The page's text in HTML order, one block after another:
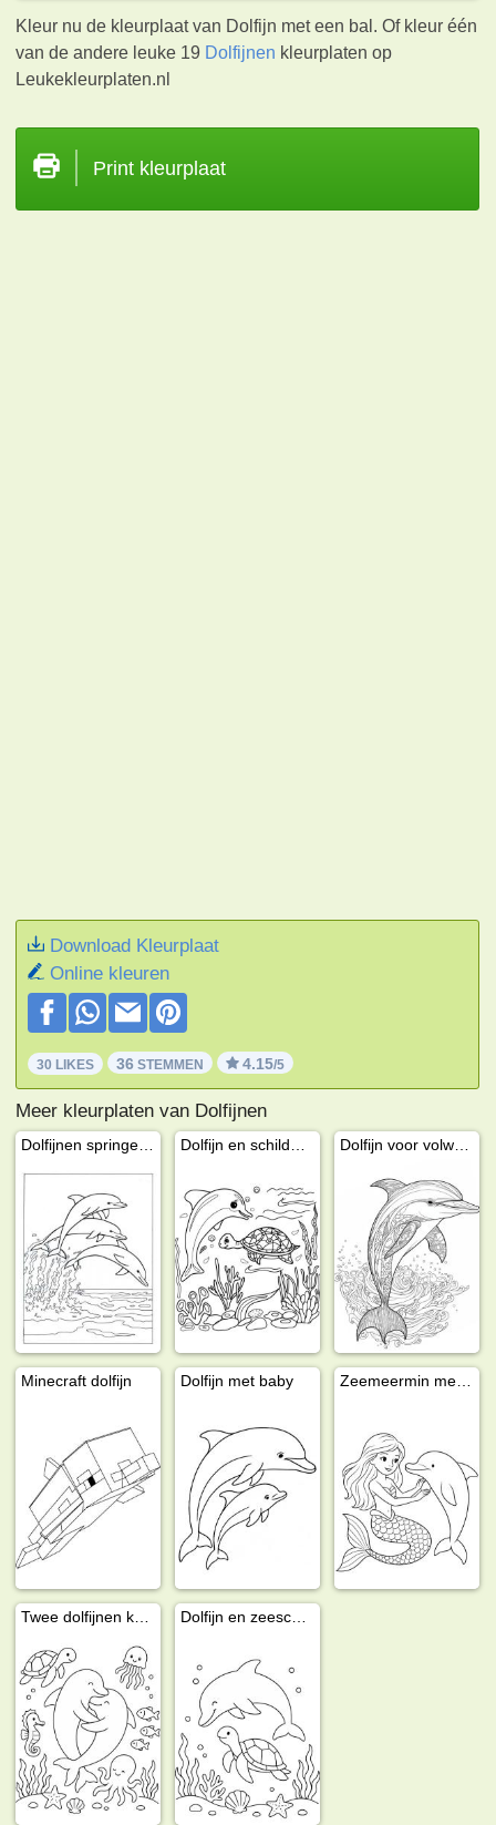
Kleur nu de kleurplaat van Dolfijn met een bal. Of kleur één
van de andere leuke 19 Dolfijnen kleurplaten op
Leukekleurplaten.nl
Print kleurplaat
Download Kleurplaat
Online kleuren
30 LIKES 36 STEMMEN 4.15/5
Meer kleurplaten van Dolfijnen
Minecraft dolfijn Dolfijn met baby